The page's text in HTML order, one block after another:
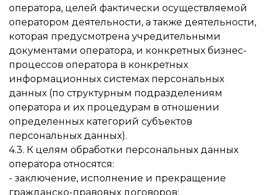
оператора, целей фактически осуществляемой
оператором деятельности, а также деятельности,
которая предусмотрена учредительными
документами оператора, и конкретных бизнес-
процессов оператора в конкретных
информационных системах персональных
данных (по структурным подразделениям
оператора и их процедурам в отношении
определенных категорий субъектов
персональных данных).
4.3. К целям обработки персональных данных
оператора относятся:
- заключение, исполнение и прекращение
гражданско-правовых договоров;